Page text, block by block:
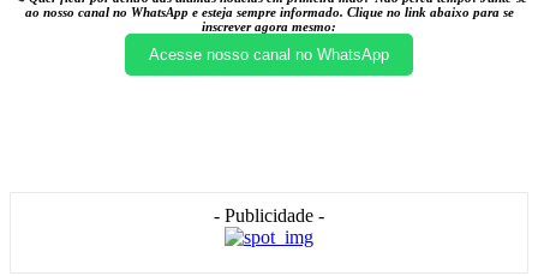
ao nosso canal no WhatsApp e esteja sempre informado. Clique no link abaixo para se
inscrever agora mesmo:
Acesse nosso canal no WhatsApp
- Publicidade -